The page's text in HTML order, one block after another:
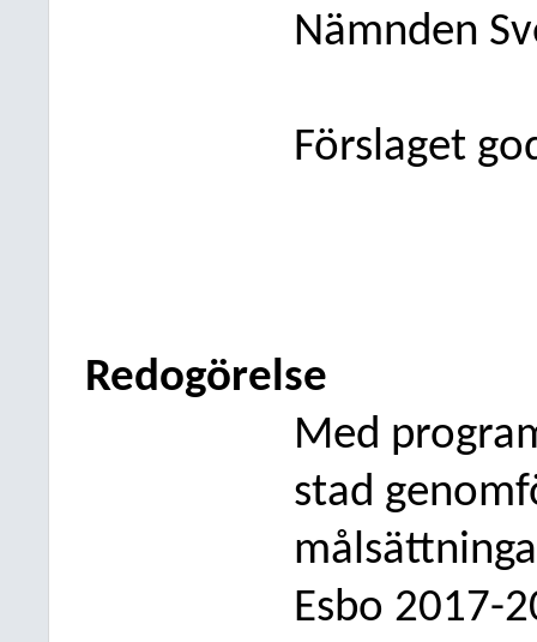
Nämnden
Förslaget
Redogörelse
Med
stad
Esbo 2017-